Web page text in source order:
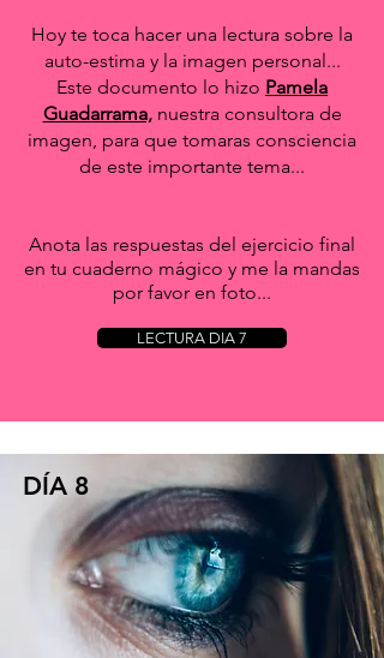
Hoy te toca hacer una lectura sobre la
auto-estima y la imagen personal...
Este documento lo hizo Pamela
Guadarrama,nuestra consultora de
imagen, para que tomaras consciencia
de este importante tema...
Anota las respuestas del ejercicio final
en tu cuaderno mágico y me la mandas
por favor en foto...
LECTURA DIA 7
DÍA 8